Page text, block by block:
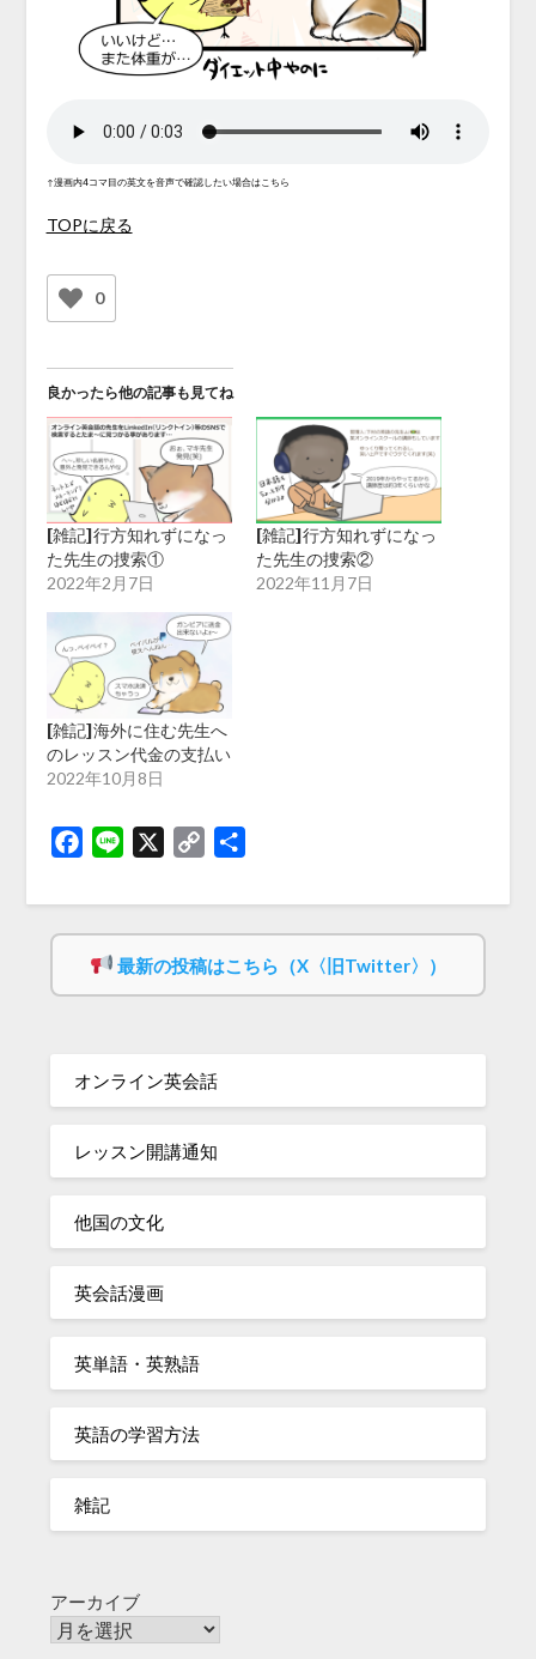
↑漫画内4コマ目の英文を音声で確認したい場合はこちら
TOPに戻る
0
良かったら他の記事も見てね
[雑記]行方知れずになっ
た先生の捜索①
2022年2月7日
[雑記]行方知れずになっ
た先生の捜索②
2022年11月7日
[雑記]海外に住む先生へ
のレッスン代金の支払い
2022年10月8日
Facebook
Line
Copy
最新の投稿はこちら（X〈旧Twitter〉）
オンライン英会話
レッスン開講通知
他国の文化
英会話漫画
英単語・英熟語
英語の学習方法
雑記
アーカイブ